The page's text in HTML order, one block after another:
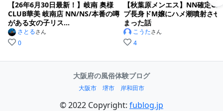
濃厚キスから、全身リップ、そして流れるようにフェ
ラ。
ノーハンドで、ご機嫌斜めのニコル忖の息子を、長い
舌で巻き込むように、一切手を使わず、寝た子を起こ
そうとしてくれます。
【26年6月30日最新！】岐南 奥様
CLUB華美 岐南店 NN/NS/本番の噂
がある女の子リス...
さとるさん
0
【秋葉原メンエス】NN確定G
プ長身ドM嬢にハメ潮噴射させ
まった話
こうたさん
4
大阪府の風俗体験ブログ
大阪市 堺市 岸和田市
© 2022 Copyright: fublog.jp